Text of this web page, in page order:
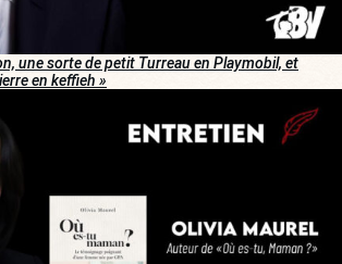
une sorte de petit Turreau en Playmobil, et
en keffieh »